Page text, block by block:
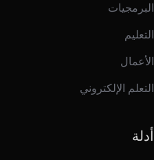
البرمجيات
التعليم
الأعمال
التعلم الإلكتروني
أدلة